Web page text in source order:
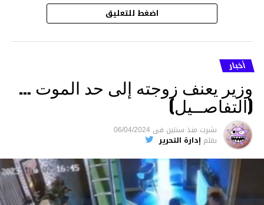
اضغط للتعليق
أخبار
وزير يعنف زوجته إلى حد الموت …
(التفاصــيل)
نشرت منذ سنتين فى 06/04/2024
بقلم إدارة التحرير